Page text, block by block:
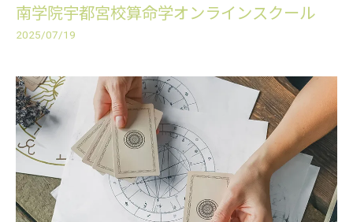
南学院宇都宮校算命学オンラインスクール
2025/07/19